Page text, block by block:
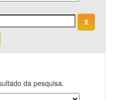
da pesquisa.